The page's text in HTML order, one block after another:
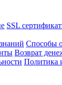
SSL
Способы
Возврат
Политика